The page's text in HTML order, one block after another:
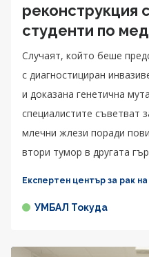
реконструкция
студенти по
Случаят, който беше
с диагностициран
и доказана генетична
специалистите съветват
млечни жлези поради
втори тумор в другата
Експертен център за рак
УМБАЛ Токуда